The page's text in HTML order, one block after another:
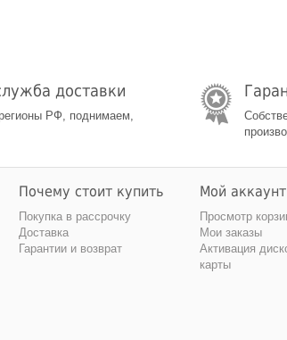
доставки
РФ, поднимаем,
Почему стоит купить
Покупка в рассрочку
Доставка
Гарантии и возврат
Мой аккаунт
Просмотр
Мои заказы
Активация
карты